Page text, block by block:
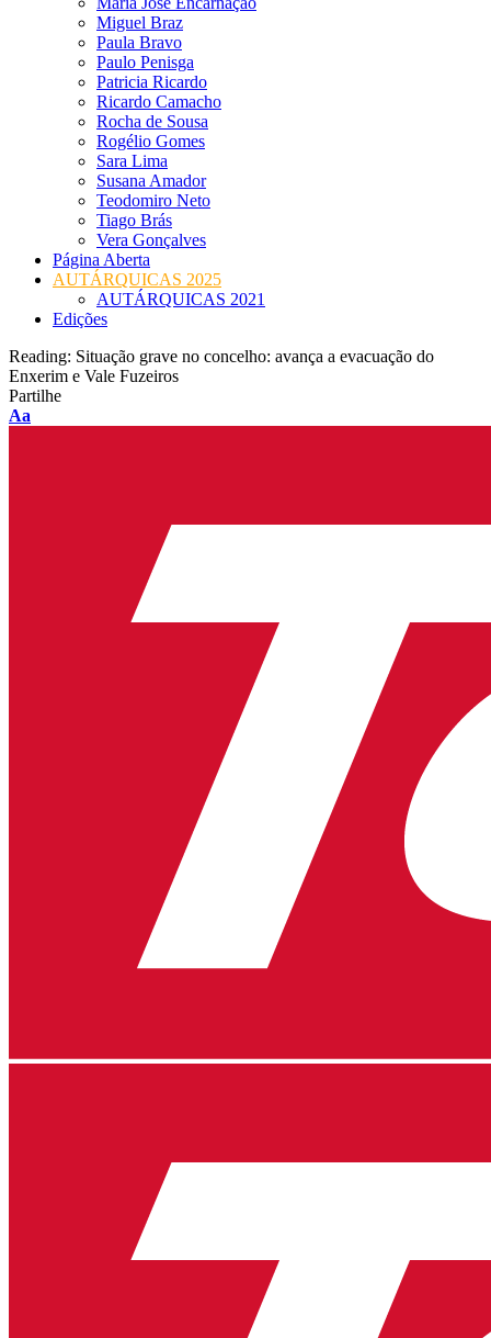
Miguel Braz
Paula Bravo
Paulo Penisga
Patricia Ricardo
Ricardo Camacho
Rocha de Sousa
Rogélio Gomes
Sara Lima
Susana Amador
Teodomiro Neto
Tiago Brás
Vera Gonçalves
Página Aberta
AUTÁRQUICAS 2025
AUTÁRQUICAS 2021
Edições
Reading: Situação grave no concelho: avança a evacuação do
Enxerim e Vale Fuzeiros
Partilhe
Font
Aa